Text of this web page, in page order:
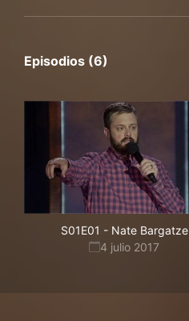
Episodios (6)
S01E01 - Nate Bargatze
4 julio 2017